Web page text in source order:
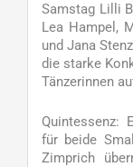
Samstag Lilli
Lea Hampel,
und Jana
die starke
Tänzerinnen
Quintessenz:
für beide
Zimprich